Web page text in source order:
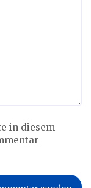
in diesem